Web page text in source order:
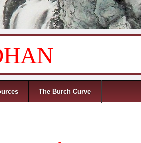
The Burch Curve